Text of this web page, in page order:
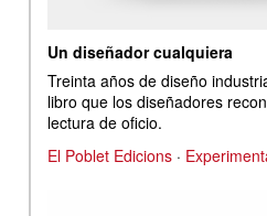
Un diseñador cualquiera
Treinta años de diseño
libro que los diseñadores
lectura de oficio.
El Poblet Edicions ·